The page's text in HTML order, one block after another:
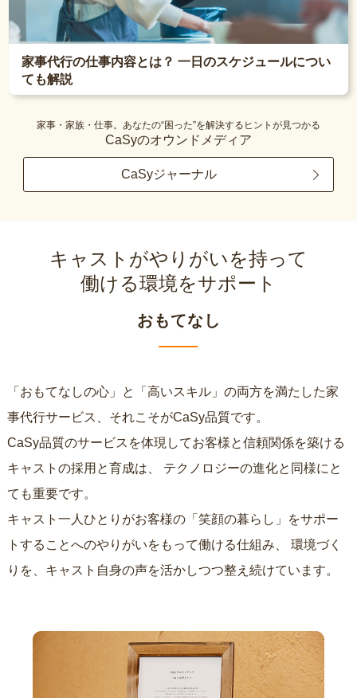
家事代行の仕事内容とは？ 一日のスケジュールについ
ても解説
家事・家族・仕事。あなたの“困った”を解決するヒントが見つかる
CaSyのオウンドメディア
CaSyジャーナル
キャストがやりがいを持って
働ける環境をサポート
おもてなし
「おもてなしの心」と「高いスキル」の両方を満たした家
事代行サービス、それこそがCaSy品質です。
CaSy品質のサービスを体現してお客様と信頼関係を築ける
キャストの採用と育成は、
ても重要です。
キャスト一人ひとりがお客様の「笑顔の暮らし」をサポー
トすることへのやりがいをもって働ける仕組み、
りを、キャスト自身の声を活かしつつ整え続けています。